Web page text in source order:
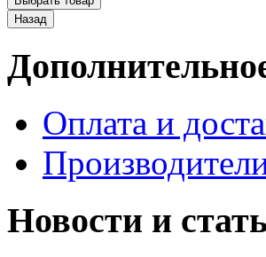
Оплата и
Новости и